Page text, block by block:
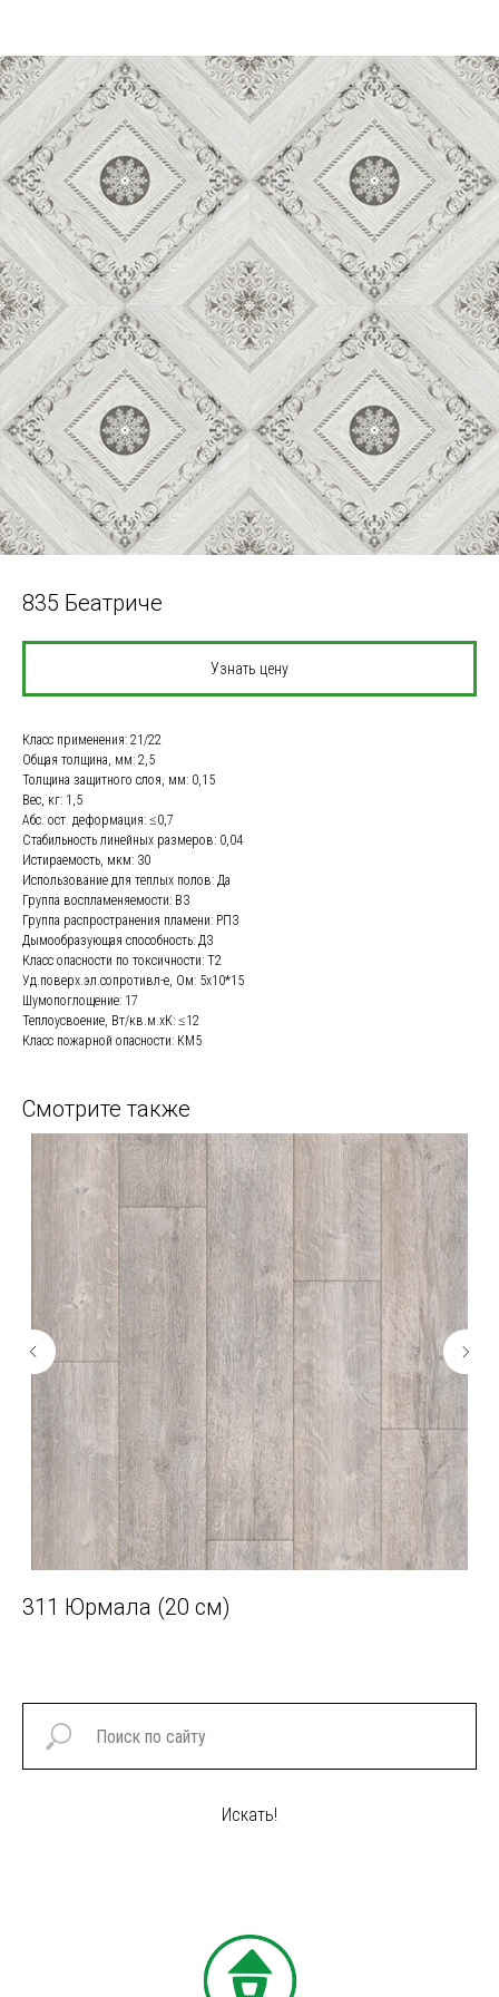
835 Беатриче
Узнать цену
Класс применения: 21/22
Общая толщина, мм: 2,5
Толщина защитного слоя, мм: 0,15
Вес, кг: 1,5
Абс. ост. деформация: ≤0,7
Стабильность линейных размеров: 0,04
Истираемость, мкм: 30
Использование для теплых полов: Да
Группа воспламеняемости: В3
Группа распространения пламени: РП3
Дымообразующая способность: Д3
Класс опасности по токсичности: Т2
Уд.поверх.эл.сопротивл-е, Ом: 5х10*15
Шумопоглощение: 17
Теплоусвоение, Вт/кв.м.хК: ≤12
Класс пожарной опасности: КМ5
Смотрите также
311 Юрмала (20 см)
Искать!